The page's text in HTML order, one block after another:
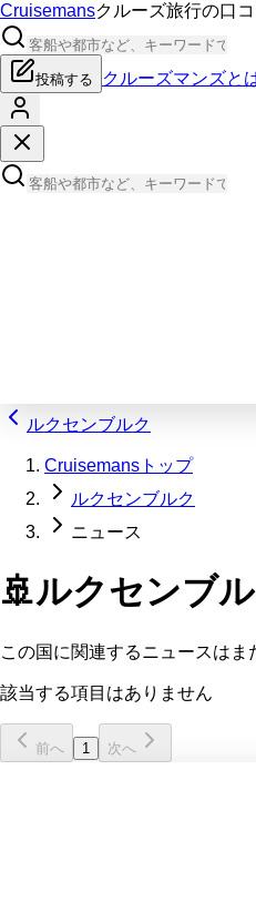
Cruisemansクルーズ旅行の口
投稿する クルーズマンズと
ルクセンブルク
Cruisemansトップ
ルクセンブルク
ニュース
🚢ルクセンブ
この国に関連するニュースはま
該当する項目はありません
前へ 1 次へ